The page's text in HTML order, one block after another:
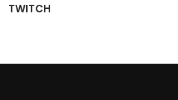
TWITCH